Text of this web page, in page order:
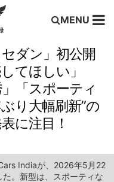
MENU
ダン」初公開
てほしい」
」「スポーティ
り大幅刷新”の
に注目！
Indiaが、2026年5月22
。新型は、スポーティな